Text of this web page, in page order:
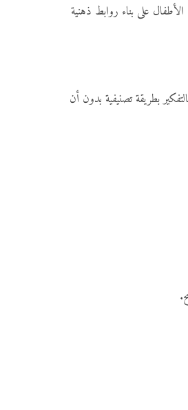
على بناء روابط ذهنية
بطريقة تصنيفية بدون أن